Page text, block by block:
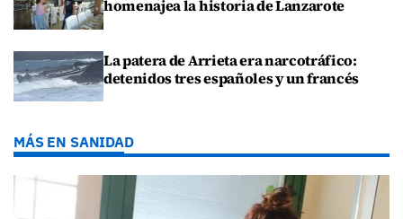
homenajea la historia de Lanzarote
La patera de Arrieta era narcotráfico:
detenidos tres españoles y un francés
MÁS EN SANIDAD